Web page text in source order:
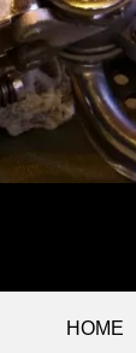
HOME